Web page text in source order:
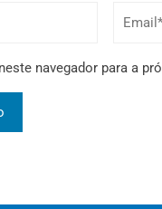
navegador para a